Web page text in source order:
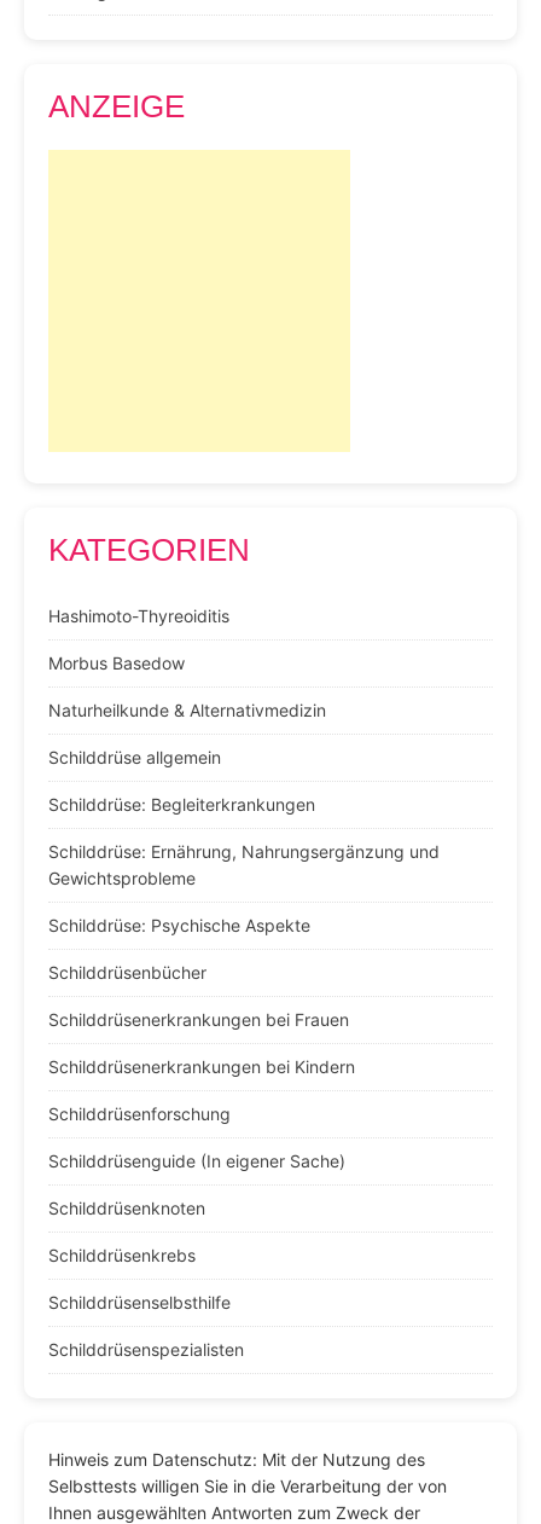
ANZEIGE
KATEGORIEN
Hashimoto-Thyreoiditis
Morbus Basedow
Naturheilkunde & Alternativmedizin
Schilddrüse allgemein
Schilddrüse: Begleiterkrankungen
Schilddrüse: Ernährung, Nahrungsergänzung und
Gewichtsprobleme
Schilddrüse: Psychische Aspekte
Schilddrüsenbücher
Schilddrüsenerkrankungen bei Frauen
Schilddrüsenerkrankungen bei Kindern
Schilddrüsenforschung
Schilddrüsenguide (In eigener Sache)
Schilddrüsenknoten
Schilddrüsenkrebs
Schilddrüsenselbsthilfe
Schilddrüsenspezialisten
Hinweis zum Datenschutz: Mit der Nutzung des
Selbsttests willigen Sie in die Verarbeitung der von
Ihnen ausgewählten Antworten zum Zweck der